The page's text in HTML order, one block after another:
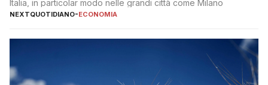
Italia, in particolar modo nelle grandi città come Milano
NEXTQUOTIDIANO-ECONOMIA